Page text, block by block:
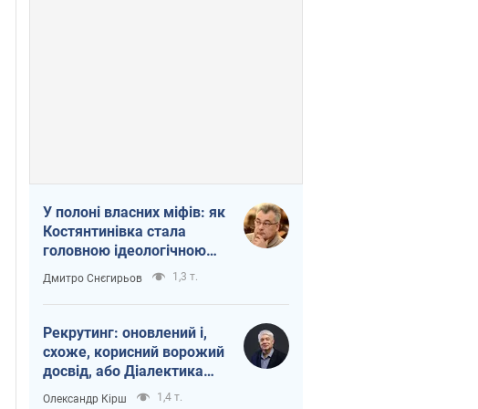
У полоні власних міфів: як
Костянтинівка стала
головною ідеологічною
пасткою для російських
окупантів
Дмитро Снєгирьов 1,3 т.
Рекрутинг: оновлений і,
схоже, корисний ворожий
досвід, або Діалектика
вибагливого боягузтва
Олександр Кірш 1,4 т.